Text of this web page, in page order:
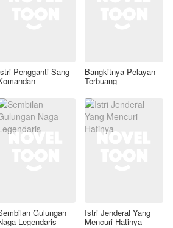
Pengganti Sang Bangkitnya Pelayan
Terbuang
Gulungan
Legendaris
Istri Jenderal Yang
Mencuri Hatinya